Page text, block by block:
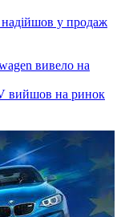
у продаж
вийшов на ринок